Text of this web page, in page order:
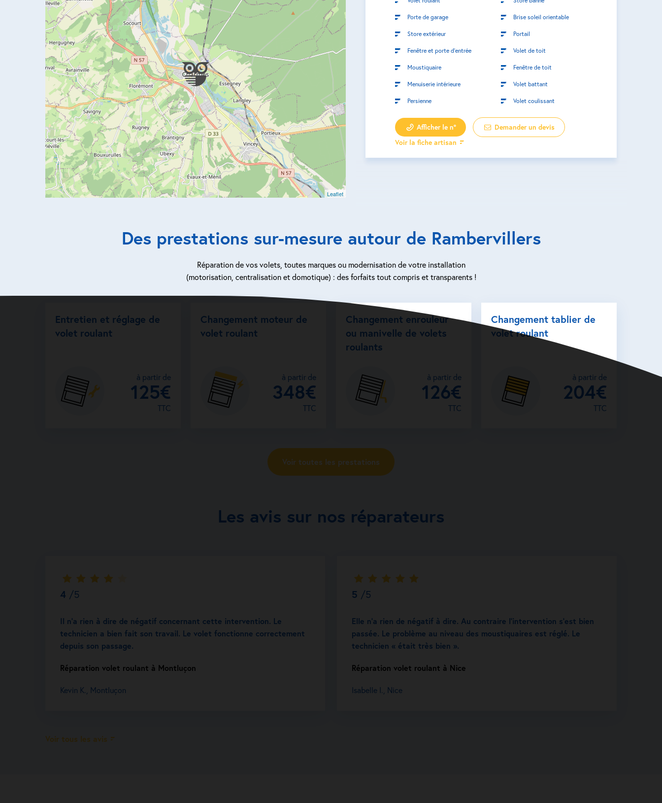
Leaflet
Porte de garage Brise soleil orientable
Store extérieur Portail
Fenêtre et porte d’entrée Volet de toit
Moustiquaire Fenêtre de toit
Menuiserie intérieure Volet battant
Persienne Volet coulissant
Afficher le n°
Demander un devis
Voir la fiche artisan
Des prestations sur-mesure autour de Rambervillers
Réparation de vos volets, toutes marques ou modernisation de votre installation
(motorisation, centralisation et domotique) : des forfaits tout compris et transparents !
Entretien et réglage de
volet roulant
à partir de
125€
TTC
Changement moteur de
volet roulant
à partir de
348€
TTC
Changement enrouleur
ou manivelle de volets
roulants
à partir de
126€
TTC
Changement tablier de
volet roulant
à partir de
204€
TTC
Voir toutes les prestations
Les avis sur nos réparateurs
4 /5
Il n’a rien à dire de négatif concernant cette intervention. Le
technicien a bien fait son travail. Le volet fonctionne correctement
depuis son passage.
Réparation volet roulant à Montluçon
Kevin K., Montluçon
5 /5
Elle n’a rien de négatif à dire. Au contraire l’intervention s’est bien
passée. Le problème au niveau des moustiquaires est réglé. Le
technicien « était très bien ».
Réparation volet roulant à Nice
Isabelle I., Nice
Voir tous les avis